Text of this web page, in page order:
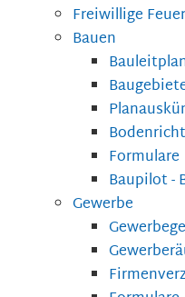
Freiwillige
Bauen
Formulare
Baupilot -
Gewerbe